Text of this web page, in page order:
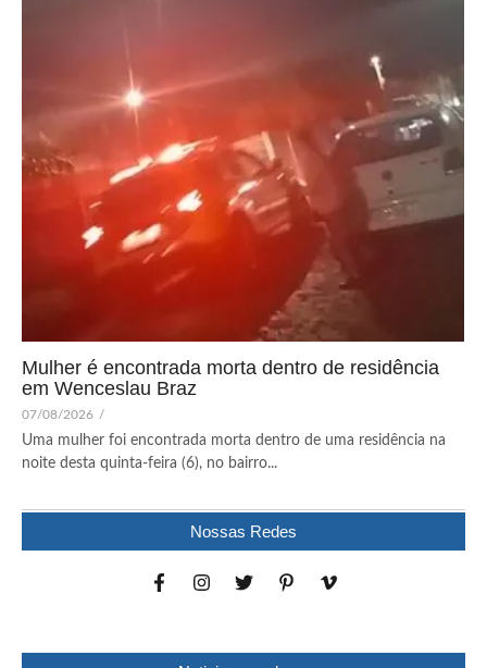
Mulher é encontrada morta dentro de residência
em Wenceslau Braz
07/08/2026 /
Uma mulher foi encontrada morta dentro de uma residência na
noite desta quinta-feira (6), no bairro...
Nossas Redes